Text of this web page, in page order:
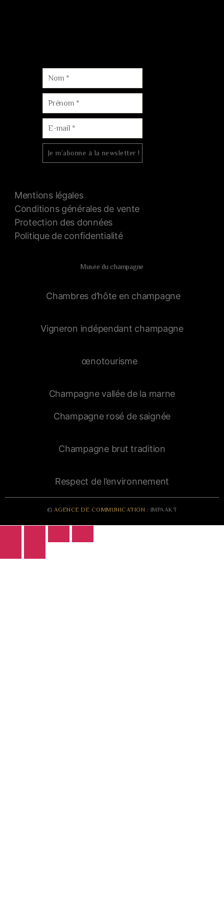
Mentions légales
Conditions générales de vente
Protection des données
Politique de confidentialité
Musée du champagne
Chambres d’hôte en champagne
Vigneron indépendant champagne
œnotourisme
Champagne vallée de la marne
Champagne rosé de saignée
Champagne brut tradition
Respect de l’environnement
© AGENCE DE COMMUNICATION : IMPAAKT